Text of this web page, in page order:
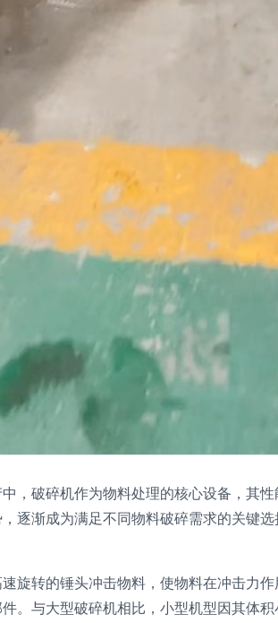
，破碎机作为物料处理的核心设备，其
逐渐成为满足不同物料破碎需求的关键
旋转的锤头冲击物料，使物料在冲击力
。与大型破碎机相比，小型机型因其体